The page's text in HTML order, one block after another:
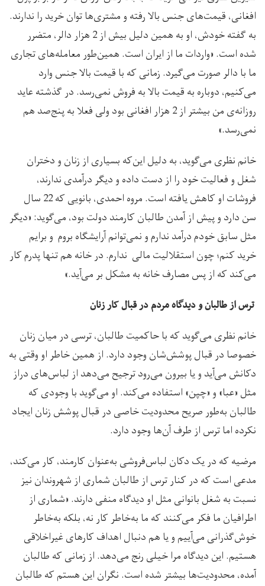
افغانی، قیمت‌های جنس بالا رفته و مشتری‌ها توان خرید را ندارند.
به گفته خودش، او به همین دلیل بیش از 2 هزار دالر، متضرر
شده است. «واردات ما از ایران است. همین‌طور معامله‌های تجاری
ما با دالر صورت می‌گیرد. زمانی که با قیمت بالا جنس وارد
می‌کنیم، دوباره به قیمت بالا به فروش نمی‌رسد. در گذشته عاید
روزانه‌ی من بیشتر از 2 هزار افغانی بود ولی فعلا به پنج‌صد هم
نمی‌رسد.»
خانم نظری می‌گوید، به دلیل این‌که بسیاری از زنان و دختران
شغل و فعالیت خود را از دست داده و دیگر درآمدی ندارند،
فروشات او کاهش یافته است. مروه احمدی، بانویی که 22 سال
سن دارد و پیش از آمدن طالبان کارمند دولت بود، می‌گوید: «دیگر
مثل سابق خودم درآمد ندارم و نمی‌توانم آرایشگاه بروم و برایم
خرید کنم؛ چون استقلالیت مالی ندارم.‌ در خانه هم تنها پدرم کار
می‌کند که از پس مصارف خانه به مشکل بر می‌آید.»
ترس از طالبان و دیدگاه مردم در قبال کار زنان
خانم نظری می‌گوید که با حاکمیت طالبان، ترسی در میان زنان
خصوصا در قبال پوشش‌شان وجود دارد. از همین خاطر او وقتی به
دکانش می‌آید و یا بیرون می‌رود ترجیح می‌دهد از لباس‌های دراز
مثل «عبا» و «چپن» استفاده می‌کند. او می‌گوید با وجودی که
طالبان به‌طور صریح محدودیت خاصی در قبال پوشش زنان ایجاد
نکرده اما ترس از طرف آن‌ها وجود دارد.
مرضیه که در یک دکان لباس‌فروشی به‌عنوان کارمند، کار می‌کند،
مدعی است که در کنار ترس از طالبان شماری از شهروندان نیز
نسبت به شغل بانوانی مثل او دیدگاه منفی دارند‌. «شماری از
اطرافیان ما فکر می‌کنند که ما به‌خاطر کار نه، بلکه به‌خاطر
خوش‌گذرانی می‌آییم و یا هم دنبال اهداف کارهای غیراخلاقی
هستیم. این دیدگاه مرا خیلی رنج می‌دهد. ‌از زمانی که طالبان
آمده، محدودیت‌ها بیشتر شده است. نگران این هستم که طالبان